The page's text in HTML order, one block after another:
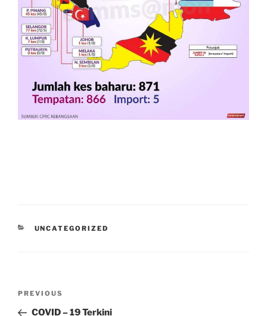
CATEGORIES
UNCATEGORIZED
Previous
Post
PREVIOUS
COVID – 19 Terkini